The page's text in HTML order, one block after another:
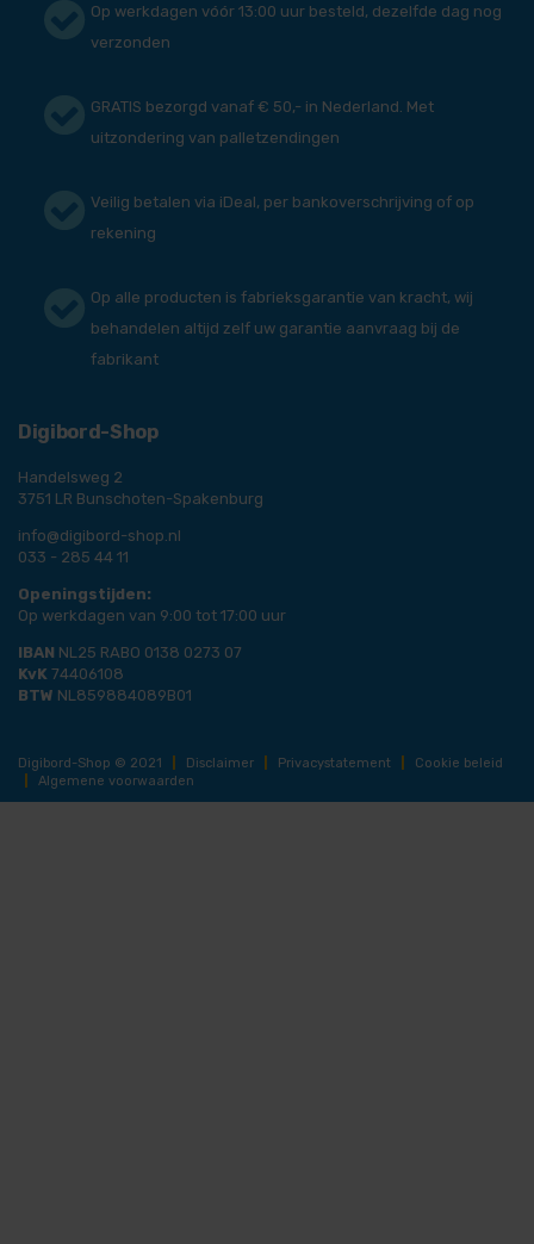
Op werkdagen vóór 13:00 uur besteld, dezelfde dag nog
verzonden
GRATIS bezorgd vanaf € 50,- in Nederland. Met
uitzondering van palletzendingen
Veilig betalen via iDeal, per bankoverschrijving of op
rekening
Op alle producten is fabrieksgarantie van kracht, wij
behandelen altijd zelf uw garantie aanvraag bij de
fabrikant
Digibord-Shop
Handelsweg 2
3751 LR Bunschoten-Spakenburg
info@digibord-shop.nl
033 - 285 44 11
Openingstijden:
Op werkdagen van 9:00 tot 17:00 uur
IBAN NL25 RABO 0138 0273 07
KvK 74406108
BTW NL859884089B01
Digibord-Shop © 2021 Disclaimer Privacystatement
Cookie beleid
Algemene voorwaarden